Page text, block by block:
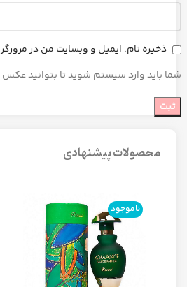
ذخیره نام، ایمیل و وبسایت من در
شما باید وارد سیستم شوید تا بتوانید
محصولات پیشنهادی
ناموجود